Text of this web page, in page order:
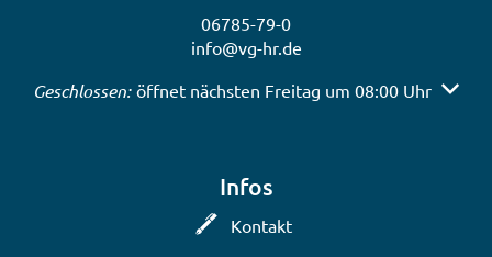
06785-79-0
info@vg-hr.de
Klicken, um weitere Öffnungs- oder Schließzeiten
Geschlossen: öffnet nächsten Freitag um 08:00 Uhr
Infos
Kontakt